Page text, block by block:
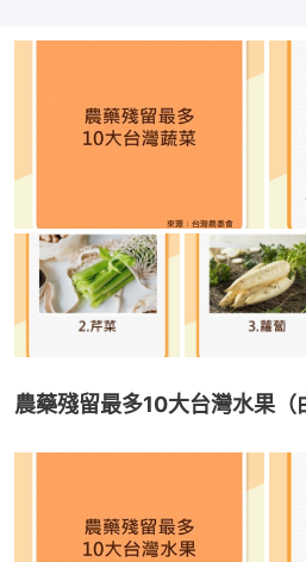
農藥殘留最多10大台灣水果（